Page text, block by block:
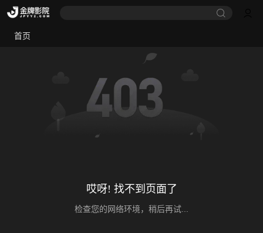
首页
哎呀! 找不到页面了
检查您的网络环境，稍后再试...